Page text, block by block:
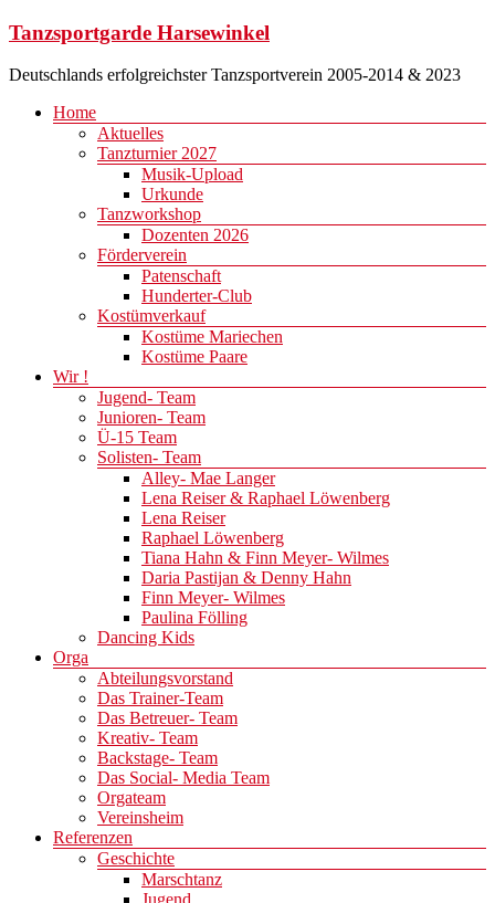
Zum
springen
Tanzsportgarde Harsewinkel
Deutschlands erfolgreichster Tanzsportverein 2005-2014 & 2023
Menü
Home
Aktuelles
Tanzturnier 2027
Musik-Upload
Urkunde
Tanzworkshop
Dozenten 2026
Förderverein
Patenschaft
Hunderter-Club
Kostümverkauf
Kostüme Mariechen
Kostüme Paare
Wir !
Jugend- Team
Junioren- Team
Ü-15 Team
Solisten- Team
Alley- Mae Langer
Lena Reiser & Raphael Löwenberg
Lena Reiser
Raphael Löwenberg
Tiana Hahn & Finn Meyer- Wilmes
Daria Pastijan & Denny Hahn
Finn Meyer- Wilmes
Paulina Fölling
Dancing Kids
Orga
Abteilungsvorstand
Das Trainer-Team
Das Betreuer- Team
Kreativ- Team
Backstage- Team
Das Social- Media Team
Orgateam
Vereinsheim
Referenzen
Geschichte
Marschtanz